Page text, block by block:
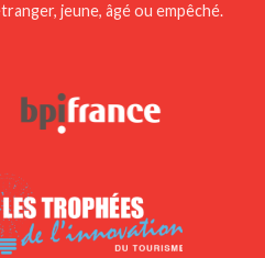
jeune, âgé ou empêché.